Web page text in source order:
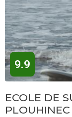
9.9
ECOLE DE
PLOUHINEC